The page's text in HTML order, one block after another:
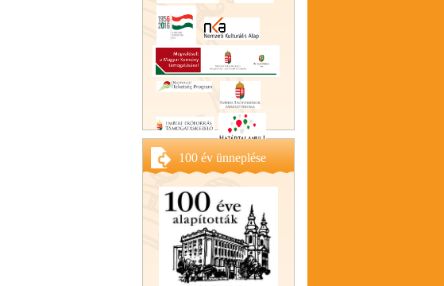
100 év ünneplése